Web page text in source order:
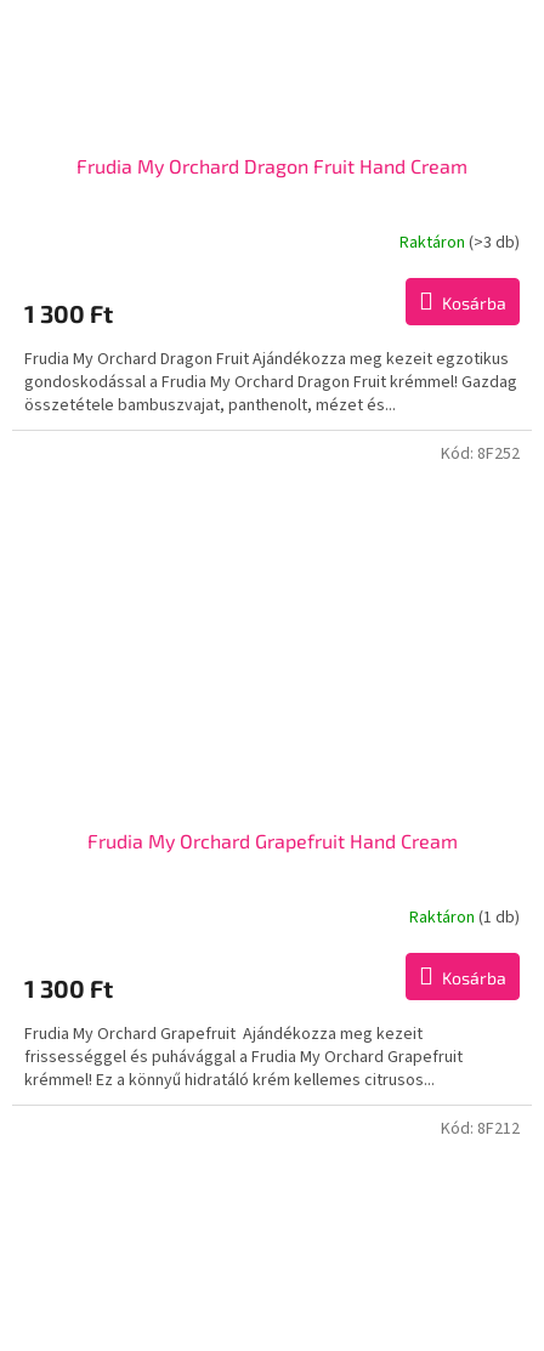
Frudia My Orchard Dragon Fruit Hand Cream
Raktáron (>3 db)
1 300 Ft Kosárba
Frudia My Orchard Dragon Fruit Ajándékozza meg kezeit egzotikus
gondoskodással a Frudia My Orchard Dragon Fruit krémmel! Gazdag
összetétele bambuszvajat, panthenolt, mézet és...
Frudia My Orchard Grapefruit Hand Cream
Raktáron (1 db)
1 300 Ft Kosárba
Frudia My Orchard Grapefruit Ajándékozza meg kezeit
frissességgel és puhávággal a Frudia My Orchard Grapefruit
krémmel! Ez a könnyű hidratáló krém kellemes citrusos...
Kód: 8F252
Kód: 8F212